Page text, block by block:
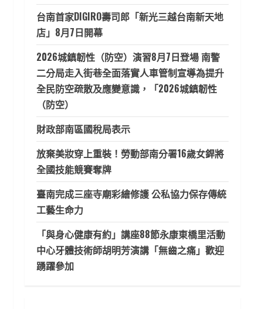
台南首家DIGIRO壽司郎「新光三越台南新天地
店」8月7日開幕
2026城鎮韌性（防空）演習8月7日登場 南警
二分局走入街巷全面落實人車管制宣導為提升
全民防空疏散及應變意識，「2026城鎮韌性
（防空）
財政部南區國稅局表示
放棄美妝穿上重裝！勞動部南分署16歲女銲將
全國技能競賽奪牌
臺南完成三座寺廟彩繪修護 公私協力保存傳統
工藝生命力
「與身心健康有約」講座88節永康東橋里活動
中心牙體技術師胡明芳演講「無齒之痛」歡迎
踴躍參加